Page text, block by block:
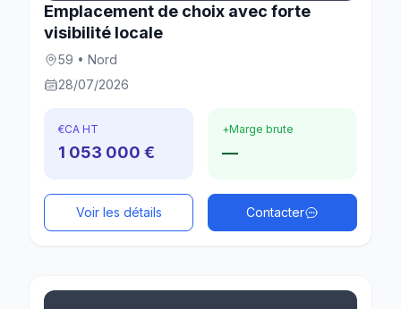
Emplacement de choix avec forte
visibilité locale
59 • Nord
28/07/2026
€CA HT
1 053 000 €
+Marge brute
—
Voir les détails Contacter